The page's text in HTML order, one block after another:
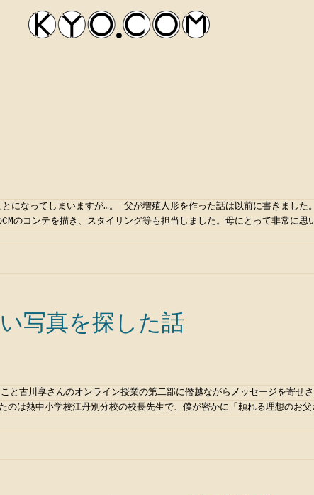
kyocom
になってしまいますが…。 父が増殖人形を作った話は以前に書きました
のコンテを描き、スタイリング等も担当しました。母にとって非常に思
写真を探した話
と古川享さんのオンライン授業の第二部に僭越ながらメッセージを寄せ
のは熱中小学校江丹別分校の校長先生で、僕が密かに「頼れる理想のお父